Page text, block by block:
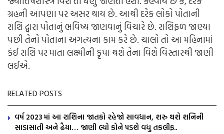
ગ્રહની આપણા પર અસર થાય છે. આથી દરેક લોકો પોતાની
રાશિ દ્વારા પોતાનું ભવિષ્ય જાણવાનું વિચારે છે. રાશિફળ જાણ્યા
પછી તેનો પોતાના અગત્યના કામ કરે છે. ચાલો તો આ મહિનામાં
કંઈ રાશિ પર માતા લક્ષ્મીની કૃપા થશે તેના વિશે વિસ્તારથી જાણી
લઈએ.
RELATED POSTS
વર્ષ 2023 માં આ રાશિના જાતકો રહેજો સાવધાન, શરુ થશે શનિની
સાડાસાતી અને ઢૈયા… જાણી લ્યો કોને પડશે વધુ તકલીફ..